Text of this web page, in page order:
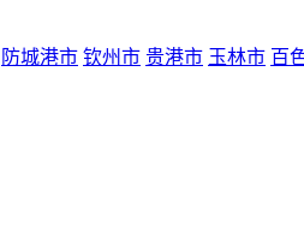
防城港市 钦州市 贵港市 玉林市 百